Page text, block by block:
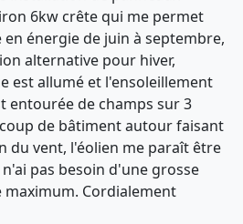
6kw crête qui me permet
énergie de juin à septembre,
alternative pour hiver,
est allumé et l'ensoleillement
entourée de champs sur 3
de bâtiment autour faisant
du vent, l'éolien me paraît être
pas besoin d'une grosse
Cordialement